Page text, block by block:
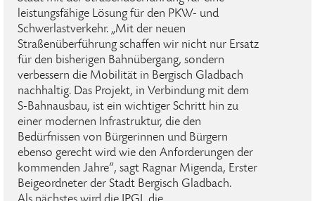
leistungsfähige Lösung für den PKW- und
Schwerlastverkehr. „Mit der neuen
Straßenüberführung schaffen wir nicht nur Ersatz
für den bisherigen Bahnübergang, sondern
verbessern die Mobilität in Bergisch Gladbach
nachhaltig. Das Projekt, in Verbindung mit dem
S-Bahnausbau, ist ein wichtiger Schritt hin zu
einer modernen Infrastruktur, die den
Bedürfnissen von Bürgerinnen und Bürgern
ebenso gerecht wird wie den Anforderungen der
kommenden Jahre“, sagt Ragnar Migenda, Erster
Beigeordneter der Stadt Bergisch Gladbach.